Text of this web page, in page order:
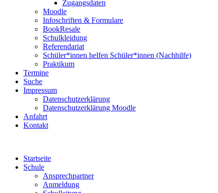
Zugangsdaten
Moodle
Infoschriften & Formulare
BookResale
Schulkleidung
Referendariat
Schüler*innen helfen Schüler*innen (Nachhilfe)
Praktikum
Termine
Suche
Impressum
Datenschutzerklärung
Datenschutzerklärung Moodle
Anfahrt
Kontakt
Startseite
Schule
Ansprechpartner
Anmeldung